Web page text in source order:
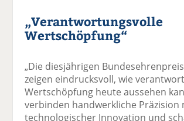
„Verantwortungsvolle
Wertschöpfung“
„Die diesjährigen
zeigen eindrucksvoll, wie
Wertschöpfung heute aussehen
verbinden handwerkliche Präzision
technologischer Innovation und